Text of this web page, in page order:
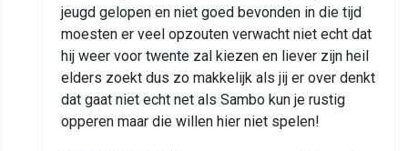
jeugd gelopen en niet goed bevonden in die tijd
moesten er veel opzouten verwacht niet echt dat
hij weer voor twente zal kiezen en liever zijn heil
elders zoekt dus zo makkelijk als jij er over denkt
dat gaat niet echt net als Sambo kun je rustig
opperen maar die willen hier niet spelen!